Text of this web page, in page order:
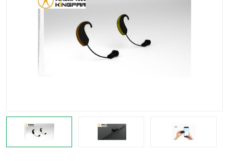
行为观察与表情分析
人机交互实验室
神经营销与消费行为实验